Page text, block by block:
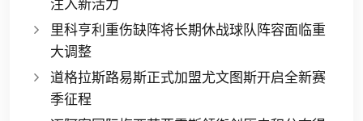
注入新活力
里科亨利重伤缺阵将长期休战球队阵容面临重
大调整
道格拉斯路易斯正式加盟尤文图斯开启全新赛
季征程